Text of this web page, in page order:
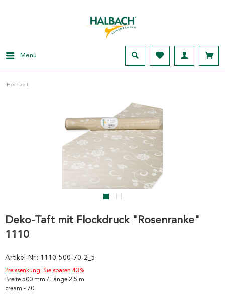
Menü
Hochzeit
Deko-Taft mit Flockdruck "Rosenranke"
1110
Artikel-Nr.: 1110-500-70-2_5
Preissenkung: Sie sparen 43%
Breite 500 mm / Länge 2,5 m
cream - 70